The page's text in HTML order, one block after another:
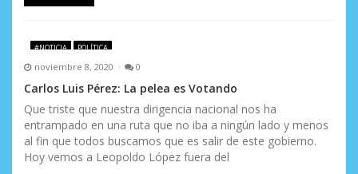
#NOTICIA POLÍTICA
noviembre 8, 2020 0
Carlos Luis Pérez: La pelea es Votando
Que triste que nuestra dirigencia nacional nos ha
entrampado en una ruta que no iba a ningún lado y menos
al fin que todos buscamos que es salir de este gobierno.
Hoy vemos a Leopoldo López fuera del